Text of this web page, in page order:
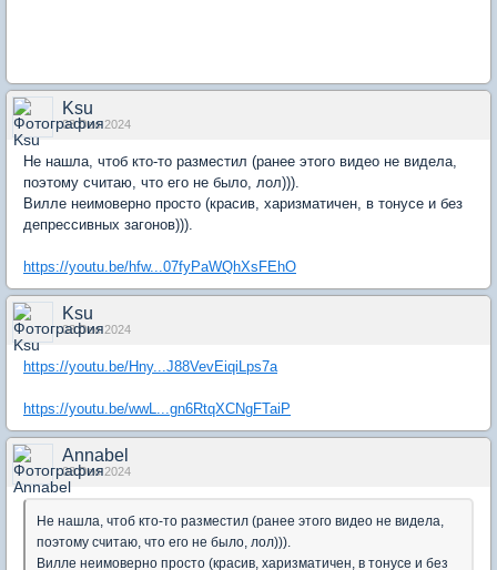
Ksu
03 Dec 2024
Не нашла, чтоб кто-то разместил (ранее этого видео не видела,
поэтому считаю, что его не было, лол))).
Вилле неимоверно просто (красив, харизматичен, в тонусе и без
депрессивных загонов))).
https://youtu.be/hfw...07fyPaWQhXsFEhO
Ksu
03 Dec 2024
https://youtu.be/Hny...J88VevEiqiLps7a
https://youtu.be/wwL...gn6RtqXCNgFTaiP
Annabel
03 Dec 2024
Не нашла, чтоб кто-то разместил (ранее этого видео не видела,
поэтому считаю, что его не было, лол))).
Вилле неимоверно просто (красив, харизматичен, в тонусе и без